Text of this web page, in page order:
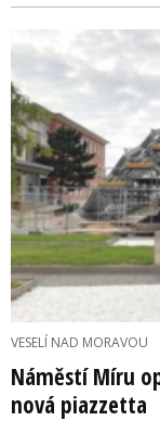
VESELÍ NAD MORAVOU
Náměstí Míru
nová piazzetta